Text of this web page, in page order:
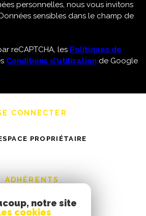
personnelles, nous vous invitons
sensibles dans le champ de
reCAPTCHA, les Politiques de
Conditions d'utilisation de Google
CONNECTER
PROPRIÉTAIRE
ADHÉRENTS
notre site
cookies